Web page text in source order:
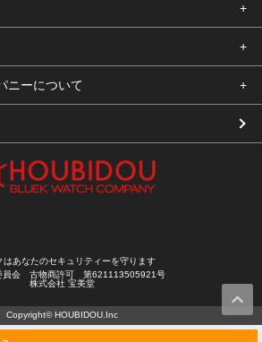
ニーについて
はあなたのセキュリティーを守ります
員会 古物商許可 第621113505921号
株式会社 宝美堂
Copyright© HOUBIDOU.Inc